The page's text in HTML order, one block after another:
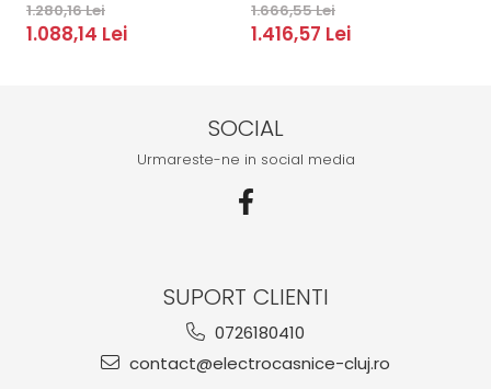
1.280,16 Lei
1.088,14 Lei
1.666,55 Lei
1.416,57 Lei
SOCIAL
Urmareste-ne in social media
SUPORT CLIENTI
0726180410
contact@electrocasnice-cluj.ro